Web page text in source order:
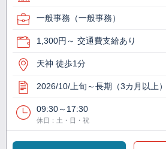
一般事務（一般事務）
1,300円～ 交通費支給あり
天神 徒歩1分
2026/10/上旬～長期（3カ月以上）
09:30～17:30
休日：土・日・祝